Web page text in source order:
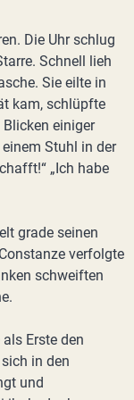
Die Uhr schlug
Schnell lieh
Sie eilte in
kam, schlüpfte
einiger
Stuhl in der
„Ich habe
grade seinen
verfolgte
schweiften
Erste den
in den
und